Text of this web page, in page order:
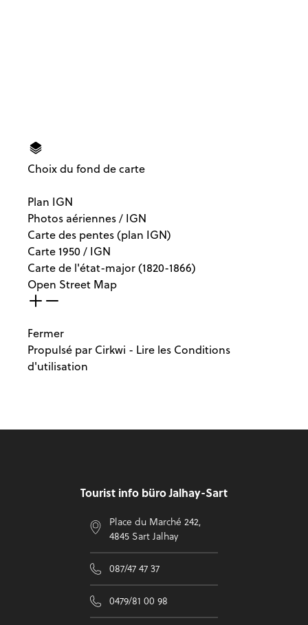
Choix du fond de carte
Plan IGN
Photos aériennes / IGN
Carte des pentes (plan IGN)
Carte 1950 / IGN
Carte de l'état-major (1820-1866)
Open Street Map
Fermer
Propulsé par Cirkwi - Lire les Conditions
d'utilisation
Tourist info büro Jalhay-Sart
Place du Marché 242,
4845 Sart Jalhay
087/47 47 37
0479/81 00 98